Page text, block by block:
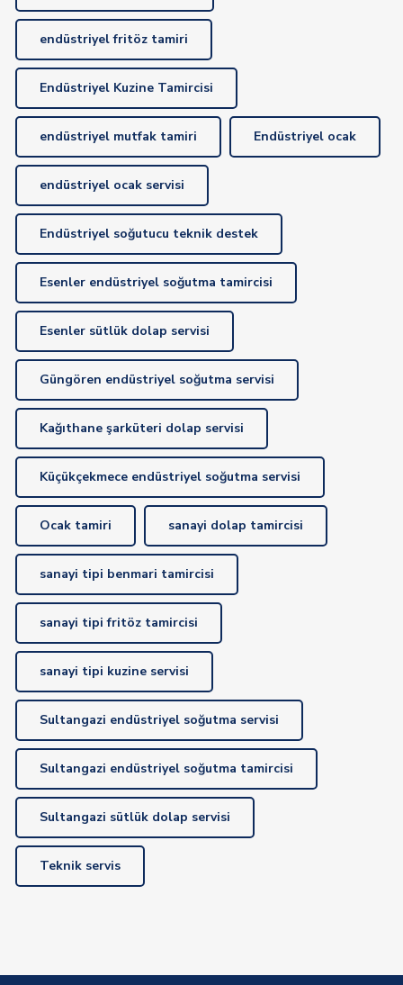
endüstriyel fritöz tamiri
Endüstriyel Kuzine Tamircisi
endüstriyel mutfak tamiri Endüstriyel ocak
endüstriyel ocak servisi
Endüstriyel soğutucu teknik destek
Esenler endüstriyel soğutma tamircisi
Esenler sütlük dolap servisi
Güngören endüstriyel soğutma servisi
Kağıthane şarküteri dolap servisi
Küçükçekmece endüstriyel soğutma servisi
Ocak tamiri sanayi dolap tamircisi
sanayi tipi benmari tamircisi
sanayi tipi fritöz tamircisi
sanayi tipi kuzine servisi
Sultangazi endüstriyel soğutma servisi
Sultangazi endüstriyel soğutma tamircisi
Sultangazi sütlük dolap servisi
Teknik servis